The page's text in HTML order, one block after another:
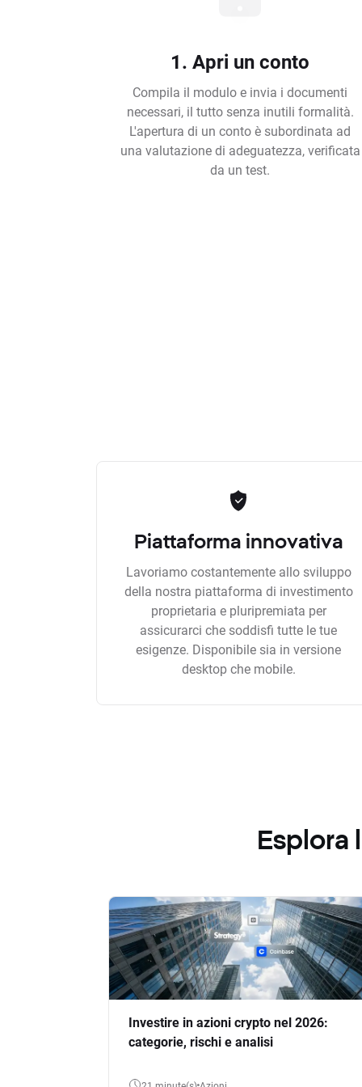
1. Apri un conto
Compila il modulo e invia i documenti
necessari, il tutto senza inutili formalità.
L'apertura di un conto è subordinata ad
una valutazione di adeguatezza, verificata
da un test.
Piattaforma innovativa
Lavoriamo costantemente allo sviluppo
della nostra piattaforma di investimento
proprietaria e pluripremiata per
assicurarci che soddisfi tutte le tue
esigenze. Disponibile sia in versione
desktop che mobile.
Esplora
Investire in azioni crypto nel 2026:
categorie, rischi e analisi